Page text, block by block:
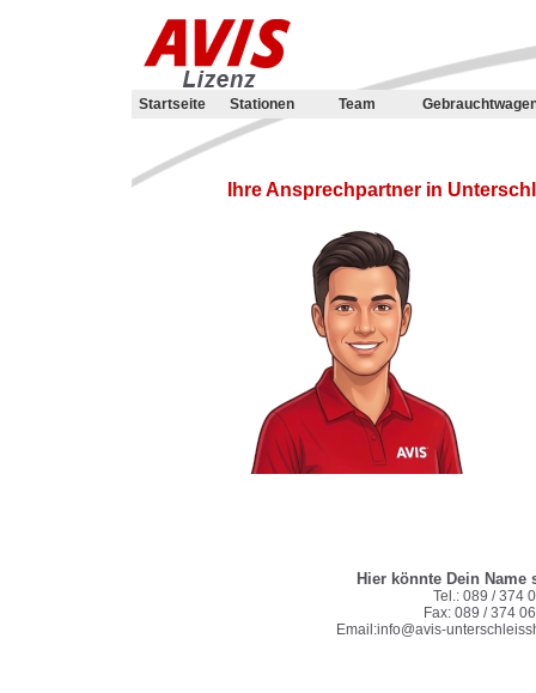
Startseite Stationen Team
Ihre Ansprechpartner in
Hier könnte Dein Name
Tel.: 089 / 374
Fax: 089 / 374
Email:info@avis-